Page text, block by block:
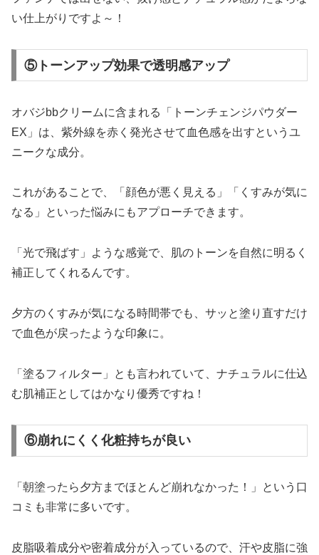
い仕上がりですよ～！
⑤トーンアップ効果で透明感アップ
オバジbbクリームに含まれる「トーンチェンジパウダー
EX」は、紫外線を赤く発光させて血色感を出すというユ
ニークな成分。
これがあることで、「顔色が悪く見える」「くすみが気に
なる」といった悩みにもアプローチできます。
「光で飛ばす」ような感覚で、肌のトーンを自然に明るく
補正してくれるんです。
夕方のくすみが気になる時間帯でも、サッと塗り直すだけ
で血色が戻ったような印象に。
「塗るフィルター」とも言われていて、ナチュラルに仕込
む肌補正としてはかなり優秀ですね！
⑥崩れにくく化粧持ちが良い
「朝塗ったら夕方までほとんど崩れなかった！」という口
コミも非常に多いです。
皮脂吸着成分や密着成分が入っているので、汗や皮脂に強